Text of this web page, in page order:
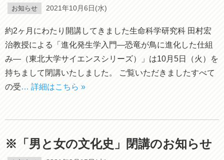
お知らせ 2021年10月6日(水)
約2ヶ月にわたり開講してきました生命科学研究科 田村宏
治教授による「進化発生学入門―恐竜が鳥に進化した仕組
み―（東北大学サイエンスシリーズ）」は10月5日（火）を
持ちまして閉講いたしました。 ご覧いただきましたすべて
の受… 詳細はこちら »
※「男と女の文化史」閉講のお知らせ